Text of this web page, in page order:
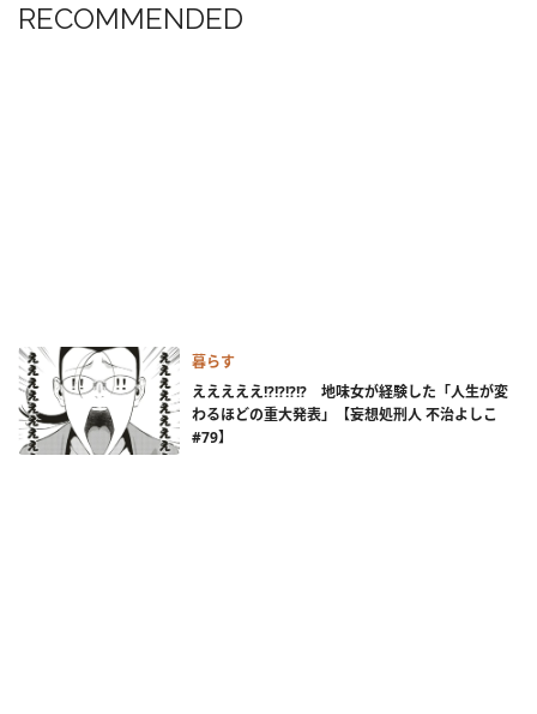
RECOMMENDED
暮らす
えええええ!?!?!?!? 地味女が経験した「人生が変
わるほどの重大発表」【妄想処刑人 不治よしこ
#79】